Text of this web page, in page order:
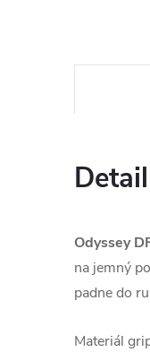
Odyssey
na jemný
padne do
Materiál